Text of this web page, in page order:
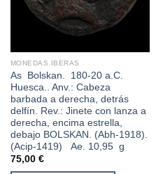
MONEDAS IBERAS
As Bolskan. 180-20 a.C.
Huesca.. Anv.: Cabeza
barbada a derecha, detrás
delfín. Rev.: Jinete con lanza a
derecha, encima estrella,
debajo BOLSKAN. (Abh-1918).
(Acip-1419) Ae. 10,95 g
75,00 €